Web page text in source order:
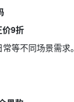
9折
等不同场景需求。